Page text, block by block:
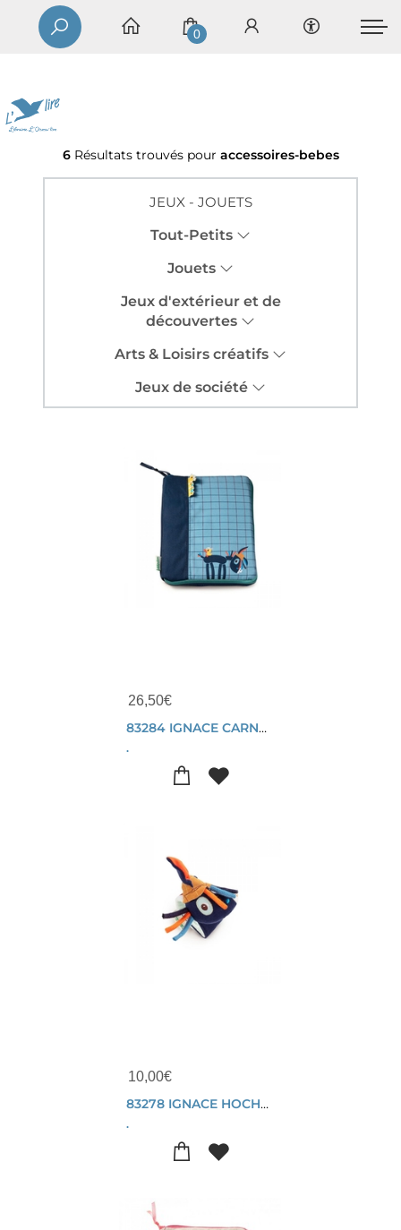
0
6 Résultats trouvés pour accessoires-bebes
JEUX - JOUETS
Tout-Petits
Jouets
Jeux d'extérieur et de
découvertes
Arts & Loisirs créatifs
Jeux de société
26,50€
83284 IGNACE CARNET DE SANTE
.
10,00€
83278 IGNACE HOCHET POUR POIGNET ECO
.